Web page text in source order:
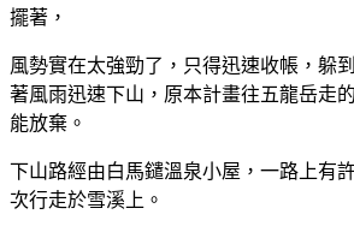
擺著，
風勢實在太強勁了，只得迅速收帳，躲
著風雨迅速下山，原本計畫往五龍岳走
能放棄。
下山路經由白馬鑓溫泉小屋，一路上有
次行走於雪溪上。